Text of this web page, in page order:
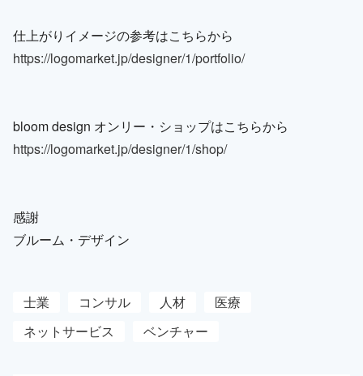
仕上がりイメージの参考はこちらから
https://logomarket.jp/designer/1/portfolio/
bloom design オンリー・ショップはこちらから
https://logomarket.jp/designer/1/shop/
感謝
ブルーム・デザイン
士業 コンサル 人材
医療
ネットサービス
ベンチャー